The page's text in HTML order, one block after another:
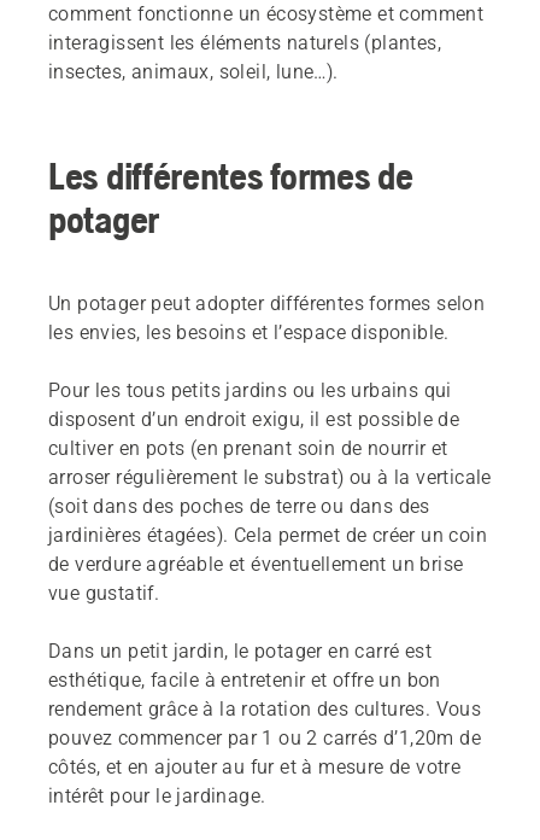
comment fonctionne un écosystème et comment
interagissent les éléments naturels (plantes,
insectes, animaux, soleil, lune…).
Les différentes formes de
potager
Un potager peut adopter différentes formes selon
les envies, les besoins et l’espace disponible.
Pour les tous petits jardins ou les urbains qui
disposent d’un endroit exigu, il est possible de
cultiver en pots (en prenant soin de nourrir et
arroser régulièrement le substrat) ou à la verticale
(soit dans des poches de terre ou dans des
jardinières étagées). Cela permet de créer un coin
de verdure agréable et éventuellement un brise
vue gustatif.
Dans un petit jardin, le potager en carré est
esthétique, facile à entretenir et offre un bon
rendement grâce à la rotation des cultures. Vous
pouvez commencer par 1 ou 2 carrés d’1,20m de
côtés, et en ajouter au fur et à mesure de votre
intérêt pour le jardinage.